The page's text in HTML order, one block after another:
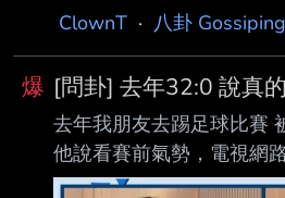
點」有什麼委婉的說法？
ClownT · 八卦 Gossiping
爆 [問卦] 去年32:0 說真
去年我朋友去踢足球比賽
他說看賽前氣勢，電視網
場每天有人唱歌跳舞 本來